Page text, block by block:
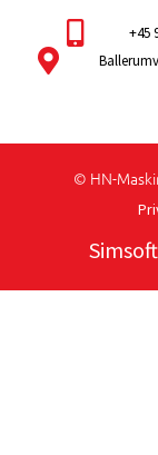
+45
© HN-
Simsoft